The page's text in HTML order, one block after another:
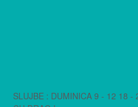
SLUJBE : DUMINICA 9 - 12 18 -